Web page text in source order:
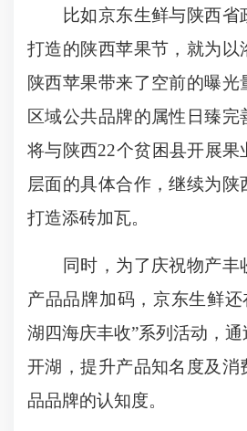
比如京东生鲜与陕西省
打造的陕西苹果节，就为以
陕西苹果带来了空前的曝光
区域公共品牌的属性日臻
将与陕西22个贫困县开展果
层面的具体合作，继续为陕
打造添砖加瓦。
同时，为了庆祝物产丰
产品品牌加码，京东生鲜
湖四海庆丰收”系列活动，
开湖，提升产品知名度及消
品品牌的认知度。